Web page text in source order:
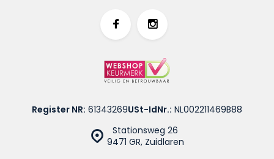
Stationsweg 26
9471 GR, Zuidlaren
Register NR: 61343269USt-IdNr.: NL002211469B88